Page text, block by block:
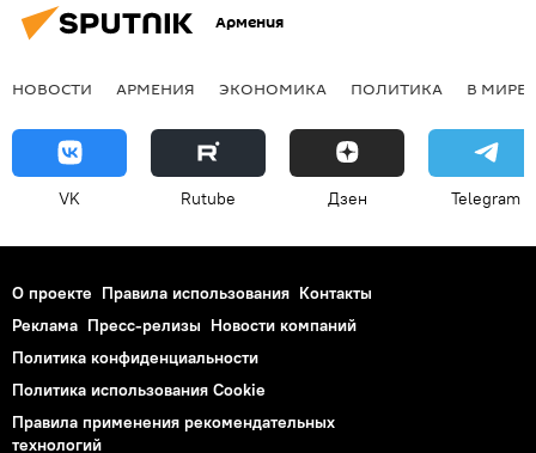
Армения
НОВОСТИ АРМЕНИЯ ЭКОНОМИКА ПОЛИТИКА В МИРЕ
VK Rutube Дзен Telegram
О проекте Правила использования Контакты
Реклама Пресс-релизы Новости компаний
Политика конфиденциальности
Политика использования Cookie
Правила применения рекомендательных
технологий